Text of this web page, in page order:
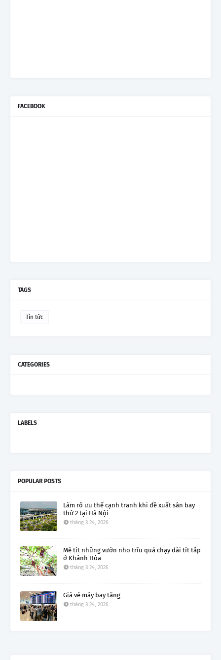
FACEBOOK
TAGS
Tin tức
CATEGORIES
LABELS
POPULAR POSTS
Làm rõ ưu thế cạnh tranh khi đề xuất sân bay
thứ 2 tại Hà Nội
tháng 3 24, 2026
Mê tít những vườn nho trĩu quả chạy dài tít tắp
ở Khánh Hòa
tháng 3 24, 2026
Giá vé máy bay tăng
tháng 3 24, 2026